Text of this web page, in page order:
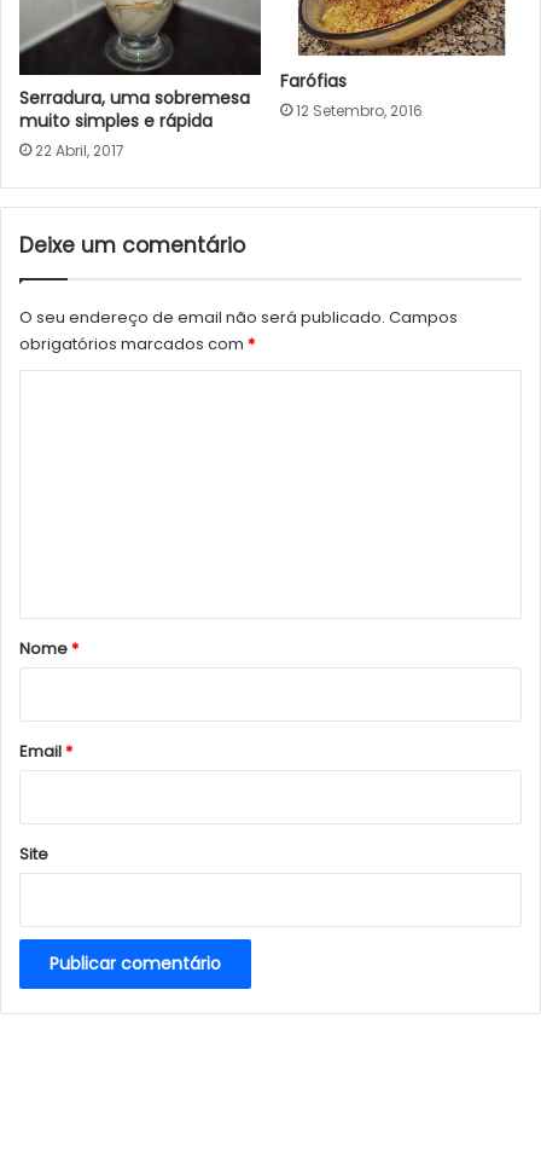
Serradura, uma sobremesa
muito simples e rápida
22 Abril, 2017
Farófias
12 Setembro, 2016
Deixe um comentário
O seu endereço de email não será publicado. Campos
obrigatórios marcados com *
r
*
Nome*
Email*
Site